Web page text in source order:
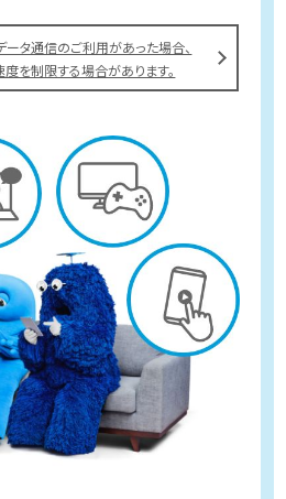
タ通信のご利用があった場合、
を制限する場合があります。